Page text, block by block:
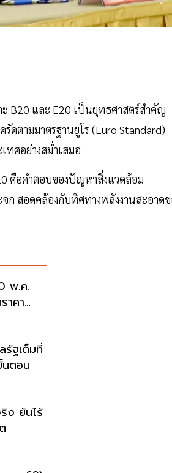
ะ B20 และ E20 เป็นยุทธศาสตร์สำคัญ
ดตามมาตรฐานยูโร (Euro Standard)
ศอย่างสม่ำเสมอ
คือคำตอบของปัญหาสิ่งแวดล้อม
ก สอดคล้องกับทิศทางพลังงานสะอาดข
พ.ค.
าคา
รัฐเต็มที่
นตอน
ริง ยันไร้